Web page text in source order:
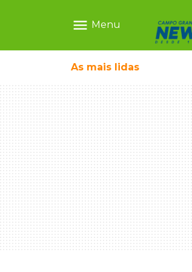
menu Menu
As mais lidas
temporal no interior